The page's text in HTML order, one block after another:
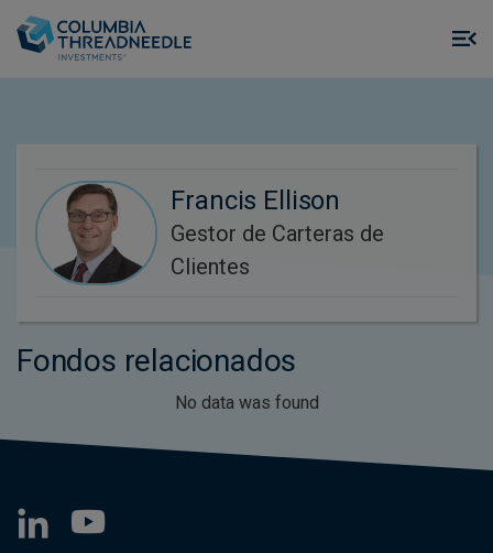
Francis Ellison
Gestor de Carteras de
Clientes
Fondos relacionados
No data was found